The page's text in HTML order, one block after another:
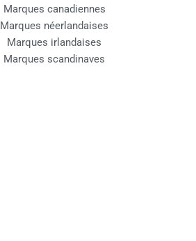
Marques canadiennes
Marques néerlandaises
Marques irlandaises
Marques scandinaves